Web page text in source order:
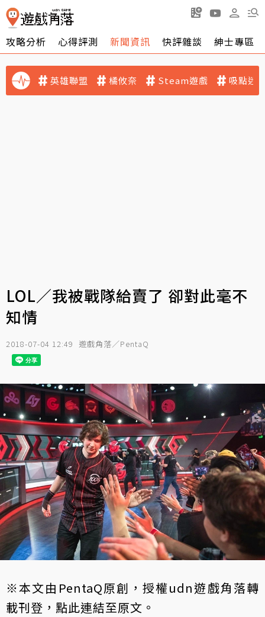
攻略分析 心得評測 新聞資訊 快評雜談 紳士專區
英雄聯盟 橘攸奈 Steam遊戲 吸點迷
LOL／我被戰隊給賣了 卻對此毫不
知情
2018-07-04 12:49 遊戲角落／PentaQ
※本文由PentaQ原創，授權udn遊戲角落轉
載刊登， 點此連結至原文 。